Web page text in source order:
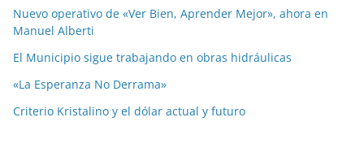
Nuevo operativo de «Ver Bien, Aprender Mejor», ahora en
Manuel Alberti
El Municipio sigue trabajando en obras hidráulicas
«La Esperanza No Derrama»
Criterio Kristalino y el dólar actual y futuro